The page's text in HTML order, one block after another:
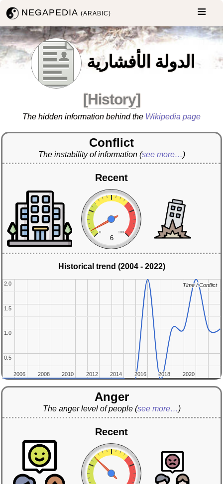
NEGAPEDIA(ARABIC)
الدولة الأفشارية
[History]
The hidden information behind the Wikipedia page
Conflict
The instability of information (see more…)
Recent
0 100
6
Historical trend (2004 - 2022)
2006
2006 2008
2008 2010
2010 2012
2012 2014
2014 2016
2016 2018
2018 2020
2020
0.5
0.5
1.0
1.0
1.5
1.5
2.0
2.0 Time / Conflict
Time / Conflict
Anger
The anger level of people (see more…)
Recent